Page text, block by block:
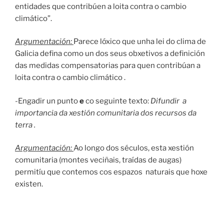
entidades que contribúen a loita contra o cambio
climático”.
Argumentación: Parece lóxico que unha lei do clima de
Galicia defina como un dos seus obxetivos a definición
das medidas compensatorias para quen contribúan a
loita contra o cambio climático .
-Engadir un puntoeco seguinte texto: Difundir a
importancia da xestión comunitaria dos recursos da
terra .
Argumentación:Ao longo dos séculos, esta xestión
comunitaria (montes veciñais, traídas de augas)
permitíu que contemos cos espazos naturais que hoxe
existen.